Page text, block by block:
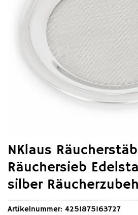
NKlaus
Räuchersieb
silber
Artikelnummer: 4251875163727